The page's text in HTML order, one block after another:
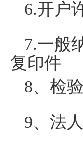
6.开户
7.一般
复印件
8、检
9、法